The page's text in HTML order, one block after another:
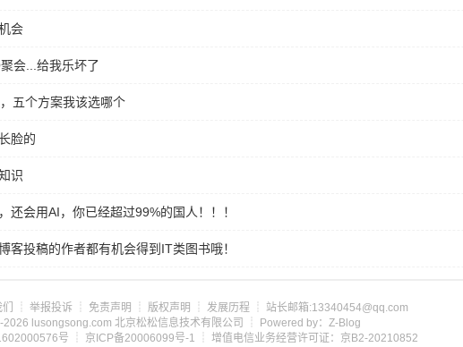
会
会...给我乐坏了
五个方案我该选哪个
脸的
识
还会用AI，你已经超过99%的国人！！！
客投稿的作者都有机会得到IT类图书哦！
举报投诉 免责声明 版权声明 发展历程 ┊ 站长邮箱:13340454@qq.com
lusongsong.com 北京松松信息技术有限公司 ┊ Powered by：Z-Blog
号 ┊ 京ICP备20006099号-1 ┊ 增值电信业务经营许可证：京B2-20210852